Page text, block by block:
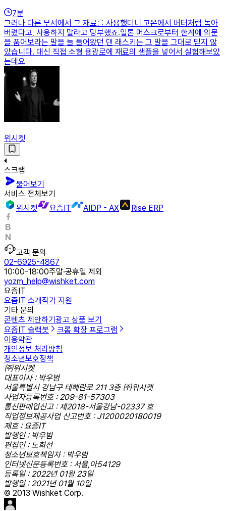
7분
그러나 다른 부서에서 그 재료를 사용했더니 고온에서 버터처럼 녹아
버렸다고, 사용하지 말라고 당부했죠.일론 머스크로부터 한계에 의문
을 품어보라는 말을 늘 들어왔던 댄 래스키는 그 말을 그대로 믿지 않
았습니다. 대신 직접 소형 용광로에 재료의 샘플을 넣어서 실험해보았
는데요
위시켓
스크랩
물어보기
서비스 전체보기
위시켓
요즘IT AIDP - AX Rise ERP
고객 문의
02-6925-4867
10:00-18:00주말·공휴일 제외
yozm_help@wishket.com
요즘IT
요즘IT 소개작가 지원
기타 문의
콘텐츠 제안하기 광고 상품 보기
요즘IT 슬랙봇
크롬 확장 프로그램
이용약관
개인정보 처리방침
청소년보호정책
㈜위시켓
대표이사 : 박우범
서울특별시 강남구 테헤란로 211 3층 ㈜위시켓
사업자등록번호 : 209-81-57303
통신판매업신고 : 제2018-서울강남-02337 호
직업정보제공사업 신고번호 : J1200020180019
제호 : 요즘IT
발행인 : 박우범
편집인 : 노희선
청소년보호책임자 : 박우범
인터넷신문등록번호 : 서울,아54129
등록일 : 2022년 01월 23일
발행일 : 2021년 01월 10일
© 2013 Wishket Corp.